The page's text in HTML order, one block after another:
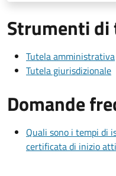
Strumenti
Tutela amministrativa
Tutela giurisdizionale
Domande
Quali sono i tempi di
certificata di inizio